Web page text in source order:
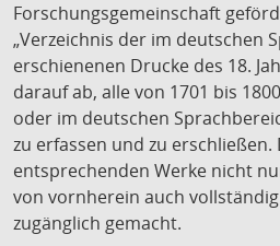
Forschungsgemeinschaft
„Verzeichnis der im deutschen
erschienenen Drucke des 18.
darauf ab, alle von 1701 bis
oder im deutschen
zu erfassen und zu
entsprechenden Werke nicht
von vornherein auch
zugänglich gemacht.